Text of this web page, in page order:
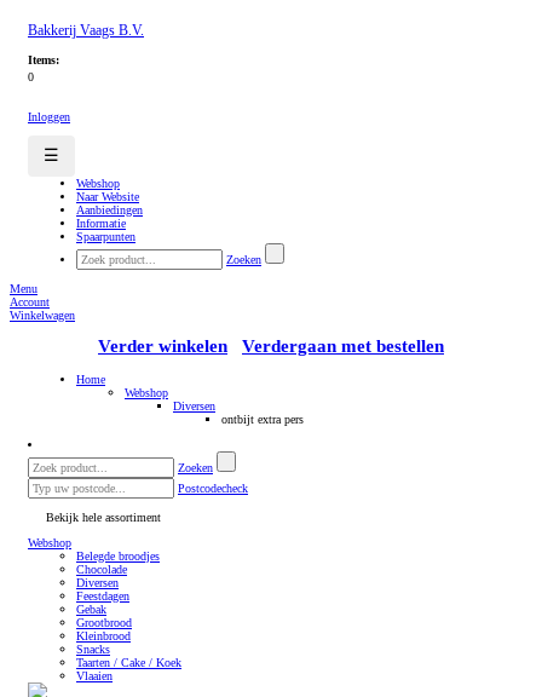
Bakkerij Vaags B.V.
Items:
0
Inloggen
☰
Webshop
Naar Website
Aanbiedingen
Informatie
Spaarpunten
Zoeken
Menu
Account
Winkelwagen
Verder winkelen Verdergaan met bestellen
Home
Webshop
Diversen
ontbijt extra pers
Zoeken
Postcodecheck
Bekijk hele assortiment
Webshop
Belegde broodjes
Chocolade
Diversen
Feestdagen
Gebak
Grootbrood
Kleinbrood
Snacks
Taarten / Cake / Koek
Vlaaien